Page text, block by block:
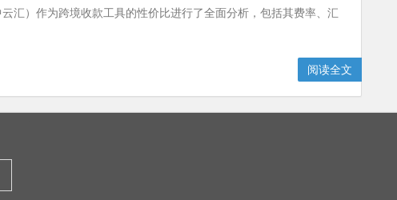
汇）作为跨境收款工具的性价比进行了全面分析，包括其费率、汇
阅读全文